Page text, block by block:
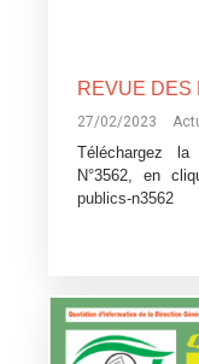
27/02/2023
Téléchargez
N°3562, en
publics-n3562